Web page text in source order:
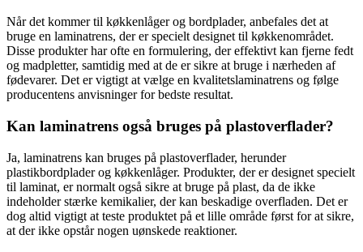
Når det kommer til køkkenlåger og bordplader, anbefales det at
bruge en laminatrens, der er specielt designet til køkkenområdet.
Disse produkter har ofte en formulering, der effektivt kan fjerne fedt
og madpletter, samtidig med at de er sikre at bruge i nærheden af
fødevarer. Det er vigtigt at vælge en kvalitetslaminatrens og følge
producentens anvisninger for bedste resultat.
Kan laminatrens også bruges på plastoverflader?
Ja, laminatrens kan bruges på plastoverflader, herunder
plastikbordplader og køkkenlåger. Produkter, der er designet specielt
til laminat, er normalt også sikre at bruge på plast, da de ikke
indeholder stærke kemikalier, der kan beskadige overfladen. Det er
dog altid vigtigt at teste produktet på et lille område først for at sikre,
at der ikke opstår nogen uønskede reaktioner.